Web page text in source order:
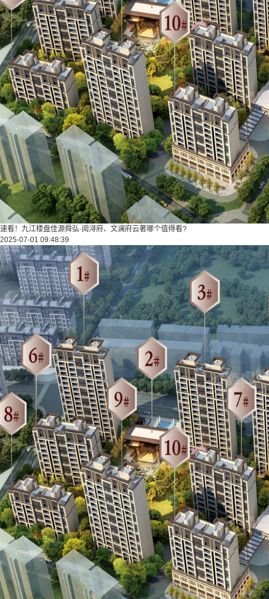
速看！九江楼盘佳源舜弘·阅浔府、文澜府云著哪个值得看?
2025-07-01 09:48:39